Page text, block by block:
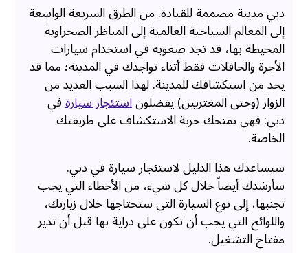
دبي مدينة مصممة للقيادة. من الطرق السريعة الواسعة
إلى المعالم السياحية العالمية إلى المناظر الصحراوية
المحيطة بها، قد تجد صعوبة في استخدام سيارات
الأجرة والحافلات فقط أثناء تواجدك في المدينة؛ مما قد
يحد من استكشافك للمدينة. لهذا السبب العديد من
الزوار (وحتى المغتربين) يفضلوناستئجار سيارةفي
دبي: فهي تمنحك حرية الاستكشاف على طريقتك
الخاصة.
سيساعدك هذا الدليل لاستئجار سيارة في دبي.
سأرشدك أيضاً خلال كل شيء، من الأخطاء التي يجب
تجنبها، إلى نوع السيارة التي ستحتاجها خلال زيارتك،
واللوائح التي يجب أن تكون على دراية بها قبل أن تدير
مفتاح التشغيل.